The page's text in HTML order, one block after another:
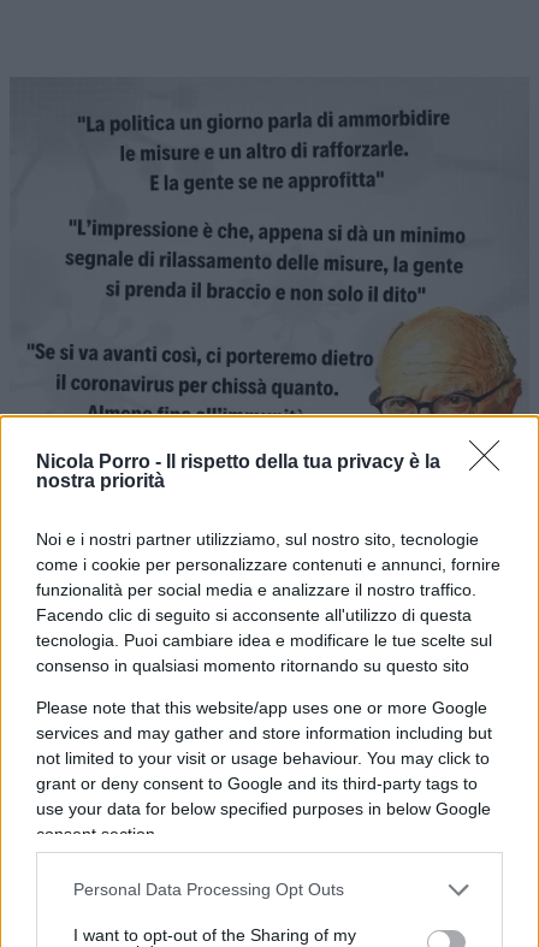
Nicola Porro -
Il rispetto della tua privacy è la
nostra priorità
Noi e i nostri partner utilizziamo, sul nostro sito, tecnologie
come i cookie per personalizzare contenuti e annunci, fornire
funzionalità per social media e analizzare il nostro traffico.
Facendo clic di seguito si acconsente all'utilizzo di questa
tecnologia. Puoi cambiare idea e modificare le tue scelte sul
consenso in qualsiasi momento ritornando su questo sito
Please note that this website/app uses one or more Google
services and may gather and store information including but
not limited to your visit or usage behaviour. You may click to
grant or deny consent to Google and its third-party tags to
use your data for below specified purposes in below Google
consent section.
Personal Data Processing Opt Outs
I want to opt-out of the Sharing of my
E poi, al medico mediatico che ancoranon vede
“morti di fame per le strade”, e quindi tifa per il
lockdown permanente, bisognerebbe ricordare,
che rispetto all’Europa, noi abbiamo ricominciato
a introdurre restrizioni in anticipo (basti pensare
alle scuole: la Germania, da agosto, solo da
presenza). E a che scopo bruciavamo gli altri sul
tempo? Per trascorrere un “Natale sereno”, diceva